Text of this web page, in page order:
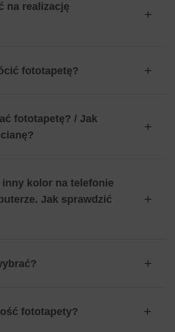
na realizację
fototapetę?
fototapetę? / Jak
inny kolor na telefonie
Jak sprawdzić
fototapety?